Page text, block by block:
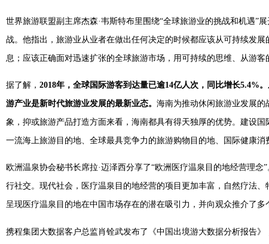
世界旅游联盟副主席杰森·韦斯特布里围绕“全球旅游业的挑战和机遇”
战。他指出，旅游业从业者在做出任何决定的时候都应该从可持续发
息；应该正确面对迅速扩张的全球旅游市场，用可持续的思维、从游客
据了解， 2018年，全球国际游客到达量已逾14亿人次，同比增长5.4%
游产业是新时代旅游业发展的最新业态。 海南为推动休闲旅游业发展
象，抑或旅游产品打造方面来看，海南都具有得天独厚的优势。建设
一流海上旅游目的地、全球最具竞争力的旅游购物目的地、国际健康
欧洲温泉协会秘书长席拉·迈泽西分享了“欧洲医疗温泉目的地经营理
行社交。现代社会，医疗温泉目的地经营的项目更加丰富，自然疗法
呈现医疗温泉目的地在中国市场存在的潜在吸引力，并向观众推介了多
携程集团大数据客户总监肖铨武发布了《中国出境游大数据分析报告